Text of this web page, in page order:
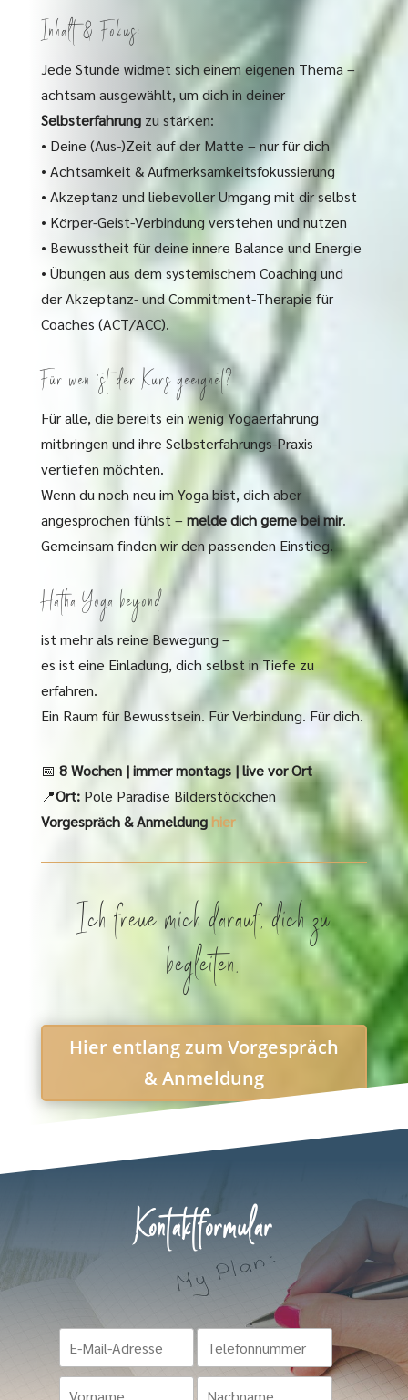
Inhalt & Fokus:
Jede Stunde widmet sich einem eigenen Thema –
achtsam ausgewählt, um dich in deiner
Selbsterfahrungzu stärken:
• Deine (Aus-)Zeit auf der Matte – nur für dich
• Achtsamkeit & Aufmerksamkeitsfokussierung
• Akzeptanz und liebevoller Umgang mit dir selbst
• Körper-Geist-Verbindung verstehen und nutzen
• Bewusstheit für deine innere Balance und Energie
• Übungen aus dem systemischem Coaching und
der Akzeptanz- und Commitment-Therapie für
Coaches (ACT/ACC).
Für wen ist der Kurs geeignet?
Für alle, die bereits ein wenig Yogaerfahrung
mitbringen und ihre Selbsterfahrungs-Praxis
vertiefen möchten.
Wenn du noch neu im Yoga bist, dich aber
angesprochen fühlst – melde dich gerne bei mir.
Gemeinsam finden wir den passenden Einstieg.
Hatha Yoga beyond
ist mehr als reine Bewegung –
es ist eine Einladung, dich selbst in Tiefe zu
erfahren.
Ein Raum für Bewusstsein. Für Verbindung. Für dich.
📅 8 Wochen | immer montags | live vor Ort
📍Ort:Pole Paradise Bilderstöckchen
Vorgespräch & Anmeldung hier
Ich freue mich darauf, dich zu
begleiten.
Hier entlang zum Vorgespräch
& Anmeldung
Kontaktformular